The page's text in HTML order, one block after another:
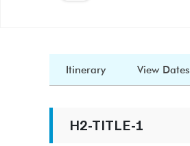
Itinerary View Dates
H2-TITLE-1